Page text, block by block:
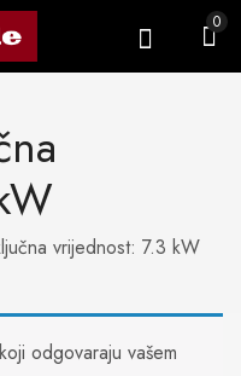
0
vrijednost: 7.3 kW
odgovaraju vašem